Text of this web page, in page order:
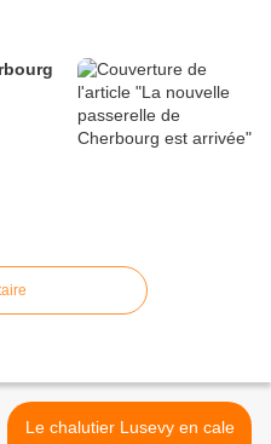
Le chalutier Lusevy en cale